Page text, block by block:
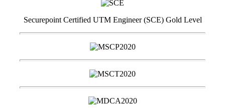
Securepoint Certified UTM Engineer (SCE) Gold Level